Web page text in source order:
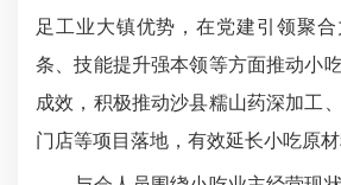
足工业大镇优势，在党建引领聚
条、技能提升强本领等方面推动小
成效，积极推动沙县糯山药深加工
门店等项目落地，有效延长小吃原材